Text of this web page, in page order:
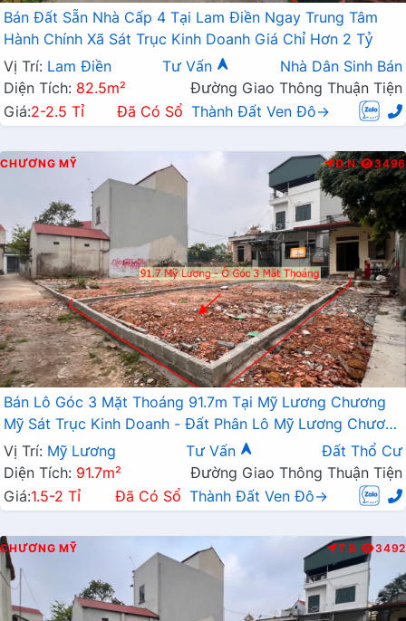
Bán Đất Sẵn Nhà Cấp 4 Tại Lam Điền Ngay Trung Tâm
Hành Chính Xã Sát Trục Kinh Doanh Giá Chỉ Hơn 2 Tỷ
Vị Trí: Lam Điền Tư Vấn
Nhà Dân Sinh Bán
Diện Tích: 82.5m²
Đường Giao Thông Thuận Tiện
Giá:2-2.5 Tỉ Đã Có Sổ Thành Đất Ven Đô→
CHƯƠNG MỸ Đ.N 3496
Bán Lô Góc 3 Mặt Thoáng 91.7m Tại Mỹ Lương Chương
Mỹ Sát Trục Kinh Doanh - Đất Phân Lô Mỹ Lương Chương
Mỹ
Vị Trí: Mỹ Lương Tư Vấn
Đất Thổ Cư
Diện Tích: 91.7m²
Đường Giao Thông Thuận Tiện
Giá:1.5-2 Tỉ Đã Có Sổ Thành Đất Ven Đô→
CHƯƠNG MỸ T.B 3492